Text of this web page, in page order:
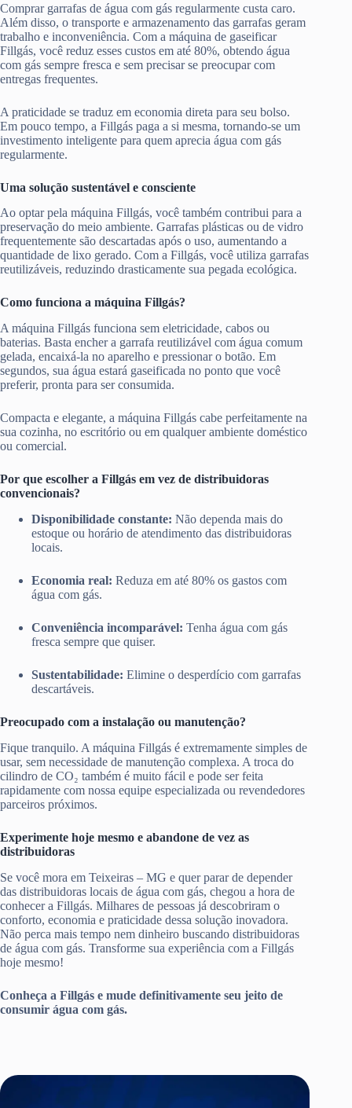
Comprar garrafas de água com gás regularmente custa caro.
Além disso, o transporte e armazenamento das garrafas geram
trabalho e inconveniência. Com a máquina de gaseificar
Fillgás, você reduz esses custos em até 80%, obtendo água
com gás sempre fresca e sem precisar se preocupar com
entregas frequentes.
A praticidade se traduz em economia direta para seu bolso.
Em pouco tempo, a Fillgás paga a si mesma, tornando-se um
investimento inteligente para quem aprecia água com gás
regularmente.
Uma solução sustentável e consciente
Ao optar pela máquina Fillgás, você também contribui para a
preservação do meio ambiente. Garrafas plásticas ou de vidro
frequentemente são descartadas após o uso, aumentando a
quantidade de lixo gerado. Com a Fillgás, você utiliza garrafas
reutilizáveis, reduzindo drasticamente sua pegada ecológica.
Como funciona a máquina Fillgás?
A máquina Fillgás funciona sem eletricidade, cabos ou
baterias. Basta encher a garrafa reutilizável com água comum
gelada, encaixá-la no aparelho e pressionar o botão. Em
segundos, sua água estará gaseificada no ponto que você
preferir, pronta para ser consumida.
Compacta e elegante, a máquina Fillgás cabe perfeitamente na
sua cozinha, no escritório ou em qualquer ambiente doméstico
ou comercial.
Por que escolher a Fillgás em vez de distribuidoras
convencionais?
Disponibilidade constante: Não dependa mais do
estoque ou horário de atendimento das distribuidoras
locais.
Economia real: Reduza em até 80% os gastos com
água com gás.
Conveniência incomparável: Tenha água com gás
fresca sempre que quiser.
Sustentabilidade: Elimine o desperdício com garrafas
descartáveis.
Preocupado com a instalação ou manutenção?
Fique tranquilo. A máquina Fillgás é extremamente simples de
usar, sem necessidade de manutenção complexa. A troca do
cilindro de CO₂ também é muito fácil e pode ser feita
rapidamente com nossa equipe especializada ou revendedores
parceiros próximos.
Experimente hoje mesmo e abandone de vez as
distribuidoras
Se você mora em Teixeiras – MG e quer parar de depender
das distribuidoras locais de água com gás, chegou a hora de
conhecer a Fillgás. Milhares de pessoas já descobriram o
conforto, economia e praticidade dessa solução inovadora.
Não perca mais tempo nem dinheiro buscando distribuidoras
de água com gás. Transforme sua experiência com a Fillgás
hoje mesmo!
Conheça a Fillgás e mude definitivamente seu jeito de
consumir água com gás.